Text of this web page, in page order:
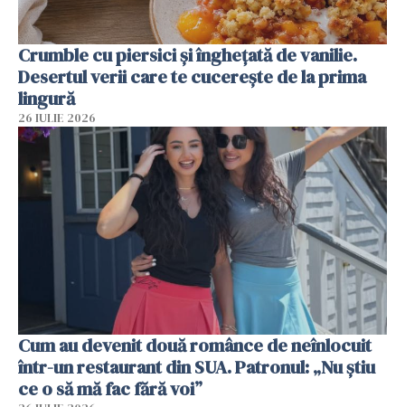
Crumble cu piersici și înghețată de vanilie.
Desertul verii care te cucerește de la prima
lingură
26 IULIE 2026
Cum au devenit două românce de neînlocuit
într-un restaurant din SUA. Patronul: „Nu știu
ce o să mă fac fără voi”